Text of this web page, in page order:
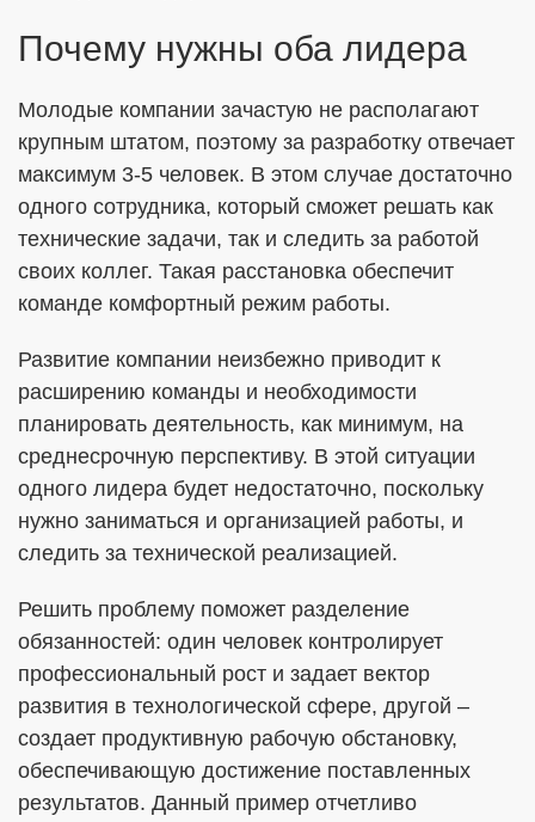
Почему нужны оба лидера
Молодые компании зачастую не располагают
крупным штатом, поэтому за разработку отвечает
максимум 3-5 человек. В этом случае достаточно
одного сотрудника, который сможет решать как
технические задачи, так и следить за работой
своих коллег. Такая расстановка обеспечит
команде комфортный режим работы.
Развитие компании неизбежно приводит к
расширению команды и необходимости
планировать деятельность, как минимум, на
среднесрочную перспективу. В этой ситуации
одного лидера будет недостаточно, поскольку
нужно заниматься и организацией работы, и
следить за технической реализацией.
Решить проблему поможет разделение
обязанностей: один человек контролирует
профессиональный рост и задает вектор
развития в технологической сфере, другой –
создает продуктивную рабочую обстановку,
обеспечивающую достижение поставленных
результатов. Данный пример отчетливо